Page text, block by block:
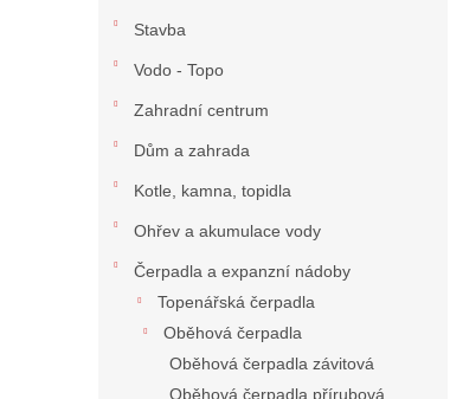
Stavba
Vodo - Topo
Zahradní centrum
Dům a zahrada
Kotle, kamna, topidla
Ohřev a akumulace vody
Čerpadla a expanzní nádoby
Topenářská čerpadla
Oběhová čerpadla
Oběhová čerpadla závitová
Oběhová čerpadla přírubová